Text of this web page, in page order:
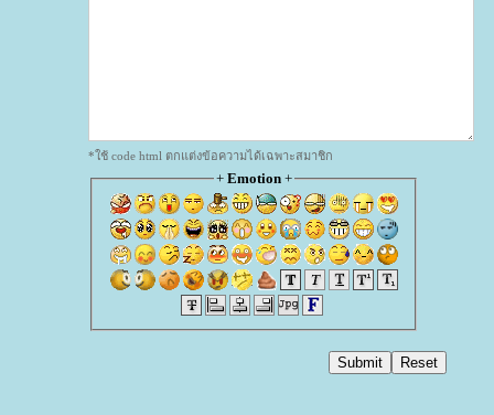
*ใช้ code html ตกแต่งข้อความได้เฉพาะสมาชิก
+ Emotion+